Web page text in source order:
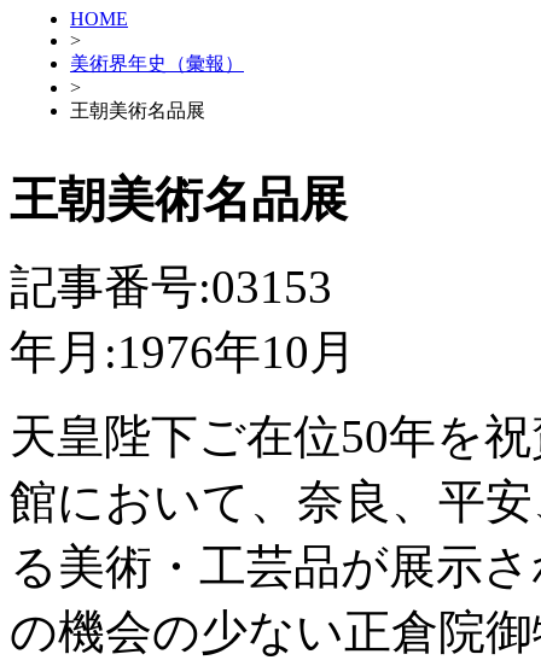
HOME
>
美術界年史（彙報）
>
王朝美術名品展
王朝美術名品展
記事番号:03153
年月:1976年10月
天皇陛下ご在位50年を
館において、奈良、平
る美術・工芸品が展示
の機会の少ない正倉院